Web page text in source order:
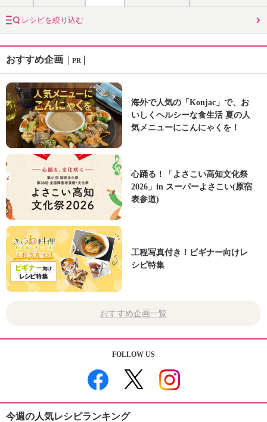
レシピを絞り込む
おすすめ企画 PR
海外で人気の「Konjac」で、お
いしくヘルシーな食生活 夏の人
気メニューにこんにゃくを！
心踊る！「よさこい高知文化祭
2026」in スーパーよさこい(原宿
表参道)
工程写真付き！ビギナー向けレ
シピ特集
おすすめ企画一覧
FOLLOW US
今週の人気レシピランキング